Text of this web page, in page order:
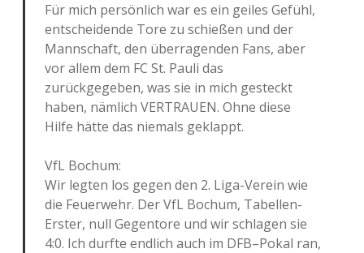
Für mich persönlich war es ein geiles Gefühl,
entscheidende Tore zu schießen und der
Mannschaft, den überragenden Fans, aber
vor allem dem FC St. Pauli das
zurückgegeben, was sie in mich gesteckt
haben, nämlich VERTRAUEN. Ohne diese
Hilfe hätte das niemals geklappt.
VfL Bochum:
Wir legten los gegen den 2. Liga-Verein wie
die Feuerwehr. Der VfL Bochum, Tabellen-
Erster, null Gegentore und wir schlagen sie
4:0. Ich durfte endlich auch im DFB–Pokal ran,